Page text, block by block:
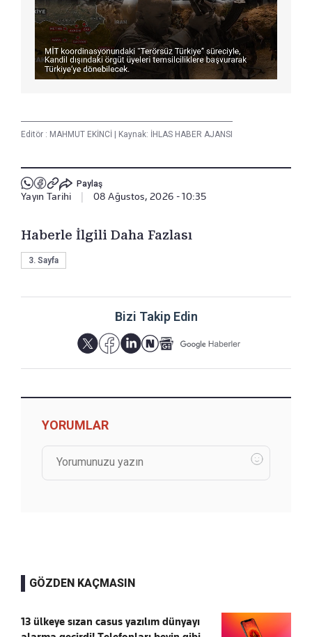
Editör : MAHMUT EKİNCİ | Kaynak: İHLAS HABER AJANSI
Paylaş
Yayın Tarihi 08 Ağustos, 2026 - 10:35
Haberle İlgili Daha Fazlası
3. Sayfa
Bizi Takip Edin
YORUMLAR
GÖZDEN KAÇMASIN
13 ülkeye sızan casus yazılım dünyayı